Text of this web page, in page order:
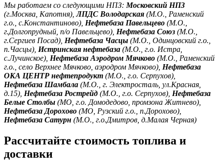
Мы работаем со следующими НПЗ: Московский НПЗ
(г.Москва, Капотня),ЛПДС Володарская (М.О., Раменский
г.о., с.Константиново), Нефтебаза Павельцево (М.О.,
г.Долгопрудный, п/о Павельцево), Нефтебаза Союз (М.О.,
г.Сергиев Посад), Нефтебаза Часцы (М.О., Одинцовский г.о.,
п.Часцы), Истринская нефтебаза (М.О., г.о. Истра,
с.Лучинское), Нефтебаза Аэродром Мячково (М.О., Раменский
г.о., село Верхнее Мячково, аэродром Мячково), Нефтебаза
ОКА ЦЕНТР нефтепродукт (М.О., г.о. Серпухов),
Нефтебаза Шамбала (М.О., г. Электросталь, ул.Красная,
д.15), Нефтебаза Рострейд (М.О., г.о. Серпухов), Нефтебаза
Белые Столбы (МО, г.о. Домодедово, промзона Житнево),
Нефтебаза Дорохово (МО, Рузский г.о., п.Дорохово),
Нефтебаза Сатурн (М.О., г.о.Дмитров, д.Малая Черная)
Рассчитайте стоимость топлива и
доставки